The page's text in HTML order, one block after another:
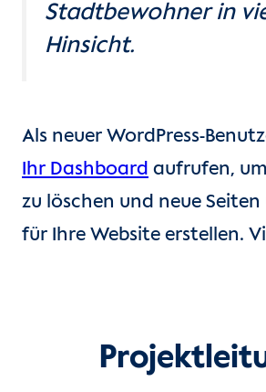
Stadtbewohner in
Hinsicht.
Als neuer WordPress-
Ihr Dashboard aufrufen,
zu löschen und neue
für Ihre Website erstellen.